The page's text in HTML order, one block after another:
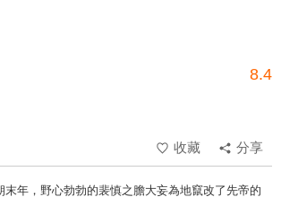
8.4
收藏
分享
末年，野心勃勃的裴慎之膽大妄為地竄改了先帝的